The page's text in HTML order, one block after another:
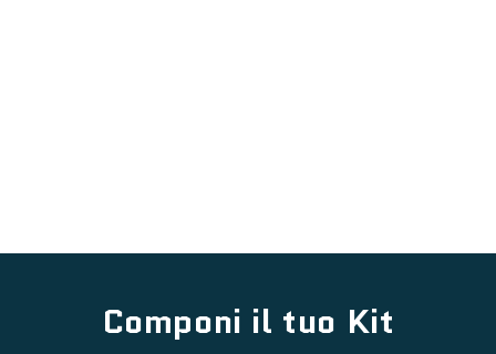
Componi il tuo Kit